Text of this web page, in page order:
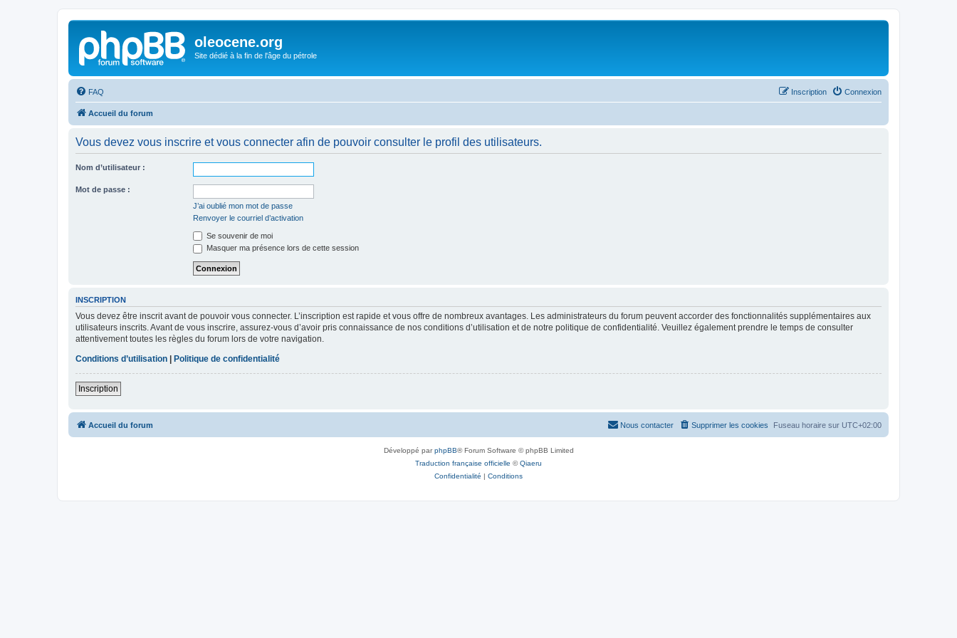
oleocene.org
Site dédié à la fin de l'âge du pétrole
FAQ Connexion
Inscription
Accueil du forum
Vous devez vous inscrire et vous connecter afin de pouvoir consulter le profil des utilisateurs.
Nom d’utilisateur :
Mot de passe :
J’ai oublié mon mot de passe
Renvoyer le courriel d’activation
Se souvenir de moi
Masquer ma présence lors de cette session
INSCRIPTION
Vous devez être inscrit avant de pouvoir vous connecter. L’inscription est rapide et vous offre de nombreux avantages. Les administrateurs du forum peuvent accorder des fonctionnalités supplémentaires aux
utilisateurs inscrits. Avant de vous inscrire, assurez-vous d’avoir pris connaissance de nos conditions d’utilisation et de notre politique de confidentialité. Veuillez également prendre le temps de consulter
attentivement toutes les règles du forum lors de votre navigation.
Conditions d’utilisation
Politique de confidentialité
Inscription
Accueil du forum Fuseau horaire sur UTC+02:00
Supprimer les cookies
Nous contacter
Développé parphpBB® Forum Software © phpBB Limited
Traduction française officielle ©Qiaeru
Confidentialité | Conditions